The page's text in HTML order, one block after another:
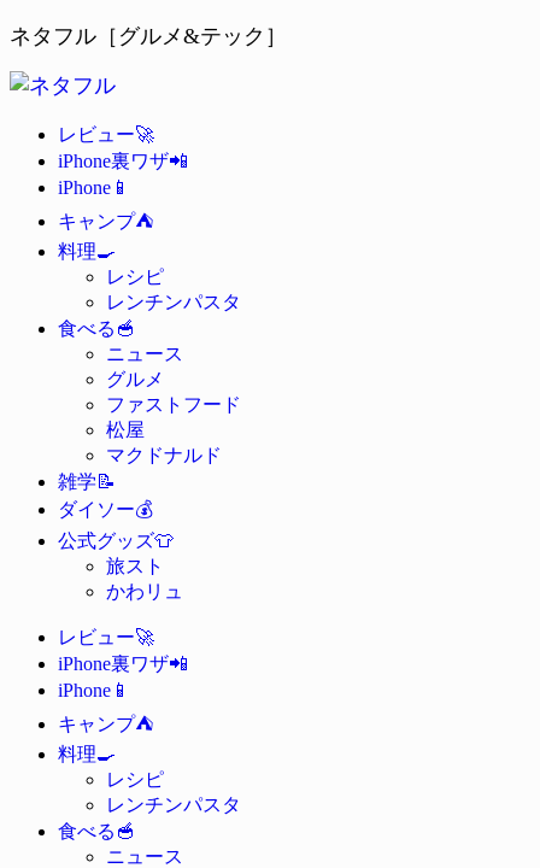
ネタフル［グルメ&テック］
レビュー🚀
iPhone裏ワザ📲
iPhone 📱
キャンプ⛺
料理🍳
レシピ
レンチンパスタ
食べる 🥣
ニュース
グルメ
ファストフード
松屋
マクドナルド
雑学📝
ダイソー💰
公式グッズ👕
旅スト
かわリュ
レビュー🚀
iPhone裏ワザ📲
iPhone 📱
キャンプ⛺
料理🍳
レシピ
レンチンパスタ
食べる 🥣
ニュース